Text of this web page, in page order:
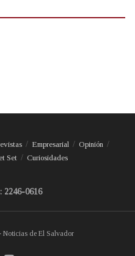
Empresarial
Opinión
Set Curiosidades
2246-0616
Noticias de El Salvador